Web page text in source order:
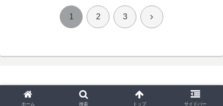
1 2 3 次
© 2025 鍵と錠前と金物と。.
ホーム 検索 トップ サイドバー